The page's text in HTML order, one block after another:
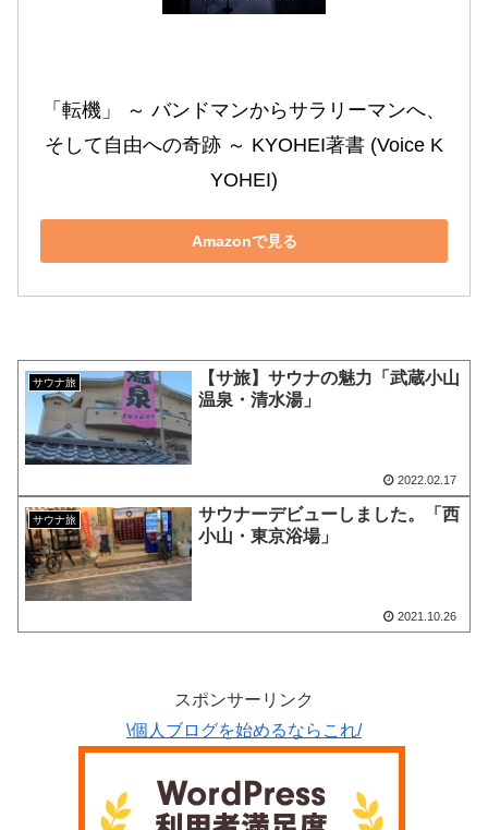
「転機」 ～ バンドマンからサラリーマンへ、
そして自由への奇跡 ～ KYOHEI著書 (Voice K
YOHEI)
Amazonで見る
サウナ旅
【サ旅】サウナの魅力「武蔵小山
温泉・清水湯」
2022.02.17
サウナ旅
サウナーデビューしました。「西
小山・東京浴場」
2021.10.26
スポンサーリンク
\個人ブログを始めるならこれ/